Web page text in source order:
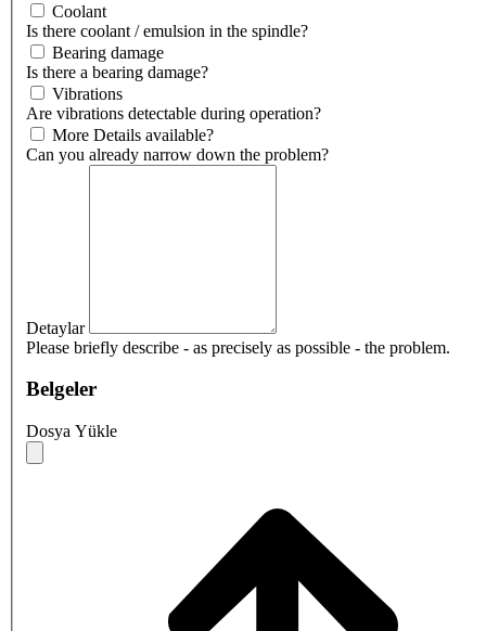
Coolant
Is there coolant / emulsion in the spindle?
Bearing damage
Is there a bearing damage?
Vibrations
Are vibrations detectable during operation?
More Details available?
Can you already narrow down the problem?
Detaylar
Please briefly describe - as precisely as possible - the problem.
Belgeler
Dosya Yükle